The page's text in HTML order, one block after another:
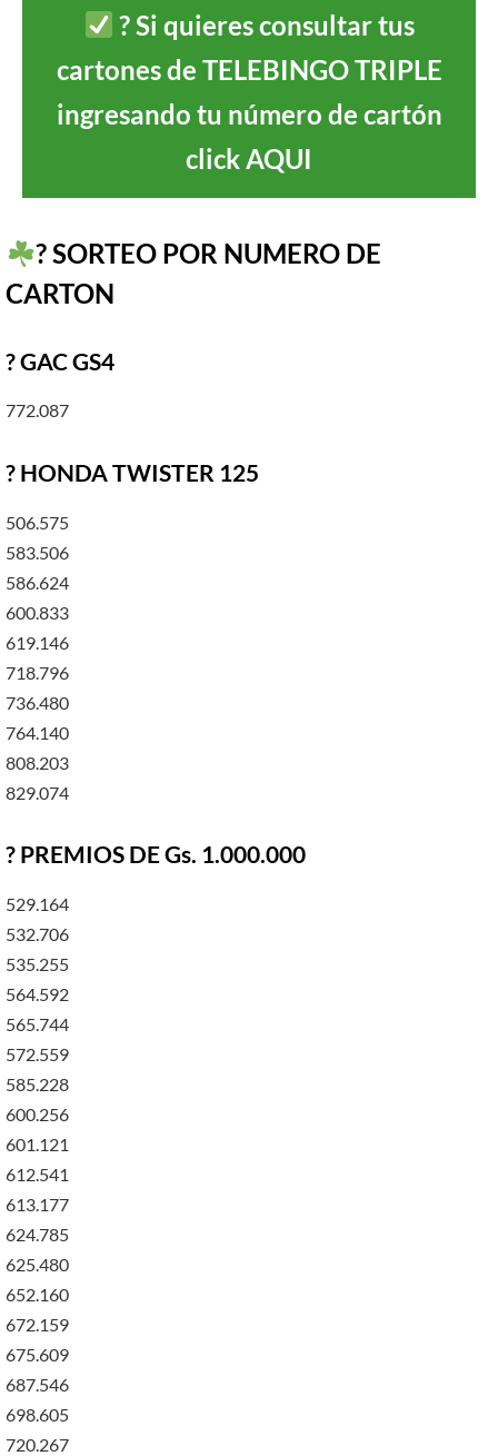
?Si quieres consultar tus
cartones de TELEBINGO TRIPLE
ingresando tu número de cartón
click AQUI
? SORTEO POR NUMERO DE
CARTON
? GAC GS4
772.087
? HONDA TWISTER 125
506.575
583.506
586.624
600.833
619.146
718.796
736.480
764.140
808.203
829.074
? PREMIOS DE Gs. 1.000.000
529.164
532.706
535.255
564.592
565.744
572.559
585.228
600.256
601.121
612.541
613.177
624.785
625.480
652.160
672.159
675.609
687.546
698.605
720.267